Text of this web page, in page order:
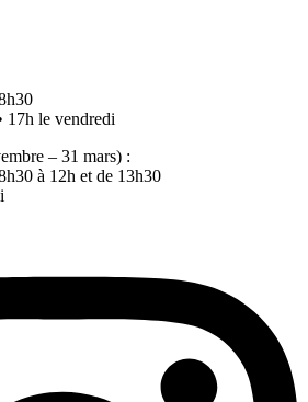
17h le vendredi
– 31 mars) :
à 12h et de 13h30